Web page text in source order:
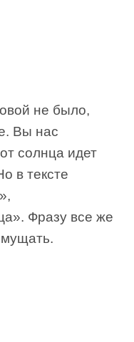
не было,
Вы нас
солнца идет
в тексте
Фразу все же